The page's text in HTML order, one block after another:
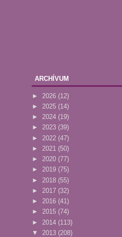
ARCHÍVUM
► 2026 (12)
► 2025 (14)
► 2024 (19)
► 2023 (39)
► 2022 (47)
► 2021 (50)
► 2020 (77)
► 2019 (75)
► 2018 (55)
► 2017 (32)
► 2016 (41)
► 2015 (74)
► 2014 (113)
▼ 2013 (208)